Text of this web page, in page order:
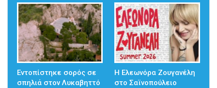
Εντοπίστηκε σορός σε
σπηλιά στον Λυκαβηττό
Η Ελεωνόρα Ζουγανέλη
στο Σαϊνοπούλειο